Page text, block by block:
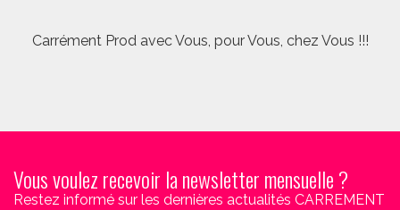
Carrément Prod avec Vous, pour Vous, chez Vous !!!
Vous voulez recevoir la newsletter mensuelle ?
Restez informé sur les dernières actualités CARREMENT